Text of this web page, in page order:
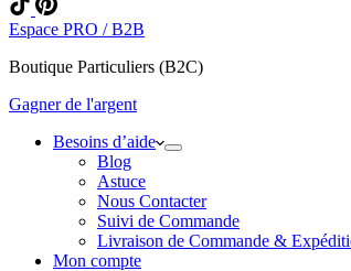
Espace PRO / B2B
Boutique Particuliers (B2C)
Gagner de l'argent
Besoins d’aide
Blog
Astuce
Nous Contacter
Suivi de Commande
Livraison de Commande &
Mon compte